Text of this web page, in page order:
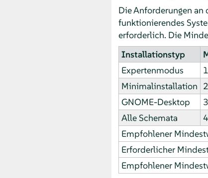
Die Anforderungen
funktionierendes
erforderlich. Die
Installationstyp
Expertenmodus
Minimalinstallation
GNOME-Desktop
Alle Schemata
Empfohlener
Erforderlicher
Empfohlener